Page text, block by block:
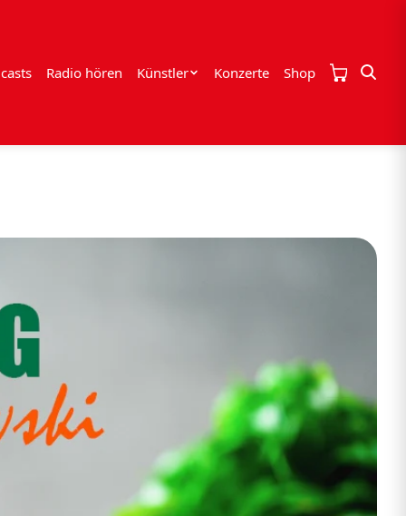
Radio hören Künstler Konzerte Shop